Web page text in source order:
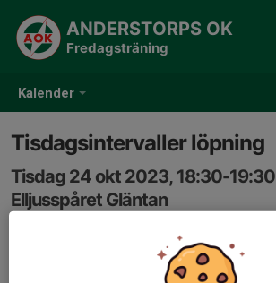
Kalender
ANDERSTORPS OK
Fredagsträning
Tisdagsintervaller löpning
Tisdag 24 okt 2023, 18:30-19:30
Elljusspåret Gläntan
Samling: 18:30, Vallaboden, Gläntan